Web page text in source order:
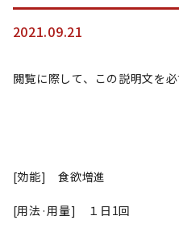
2021.09.21
閲覧に際して、この説明文を
[効能] 食欲増進
[用法·用量] １日1回